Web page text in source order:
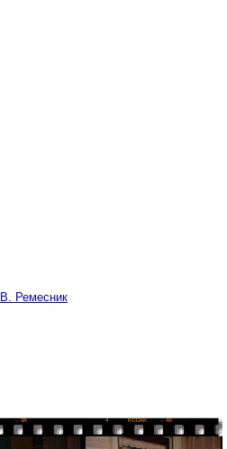
Ремесник
→ 3A 4 KODAK → 4A